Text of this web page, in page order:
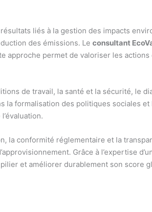
liés à la gestion des impacts
des émissions. Leconsultant
approche permet de valoriser les
de travail, la santé et la sécurité, le
la formalisation des politiques sociales et
la conformité réglementaire et la
Grâce à l’expertise
et améliorer durablement son score